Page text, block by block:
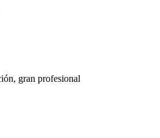
gran profesional